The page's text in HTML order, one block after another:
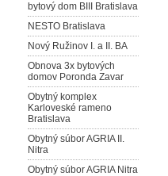
bytový dom BIII Bratislava
NESTO Bratislava
Nový Ružinov I. a II. BA
Obnova 3x bytových
domov Poronda Zavar
Obytný komplex
Karloveské rameno
Bratislava
Obytný súbor AGRIA II.
Nitra
Obytný súbor AGRIA Nitra